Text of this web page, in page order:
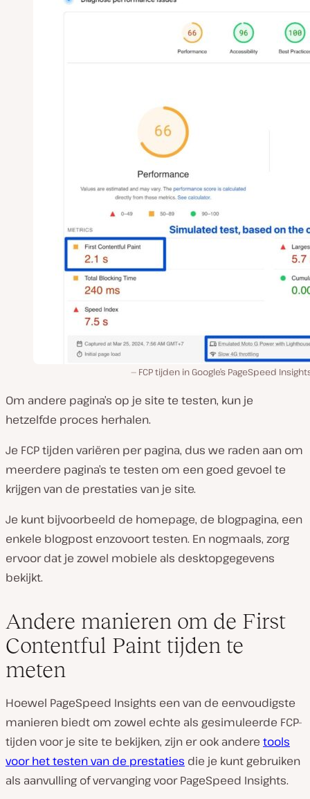
FCP tijden in Google’s PageSpeed
Om andere pagina’s op je site te testen, kun je
hetzelfde proces herhalen.
Je FCP tijden variëren per pagina, dus we raden aan om
meerdere pagina’s te testen om een goed gevoel te
krijgen van de prestaties van je site.
Je kunt bijvoorbeeld de homepage, de blogpagina, een
enkele blogpost enzovoort testen. En nogmaals, zorg
ervoor dat je zowel mobiele als desktopgegevens
bekijkt.
Andere manieren om de First
Contentful Paint tijden te
meten
Hoewel PageSpeed Insights een van de eenvoudigste
manieren biedt om zowel echte als gesimuleerde FCP-
tijden voor je site te bekijken, zijn er ook andere tools
voor het testen van de prestaties die je kunt gebruiken
als aanvulling of vervanging voor PageSpeed Insights.